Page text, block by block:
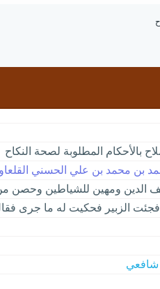
بالأحكام المطلوبة لصحة النكاح
بن محمد بن علي الحسني
الدين ومهين للشياطين وحصن من
الزبير فحكيت له ما جرى